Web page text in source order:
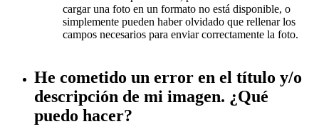
cargar una foto en un formato no está disponible, o
simplemente pueden haber olvidado que rellenar los
campos necesarios para enviar correctamente la foto.
He cometido un error en el título y/o
descripción de mi imagen. ¿Qué
puedo hacer?